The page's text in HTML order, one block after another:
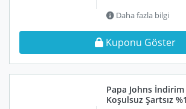
Daha fazla bilgi
Kuponu Göster
Papa Johns
Koşulsuz Şartsız